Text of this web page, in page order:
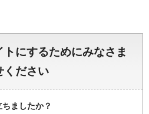
にするためにみなさま
ください
ましたか？